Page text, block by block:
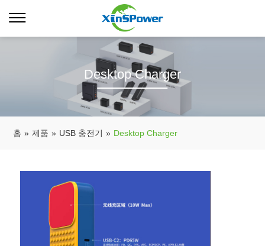
Desktop Charger
홈 » 제품 » USB 충전기 » Desktop Charger